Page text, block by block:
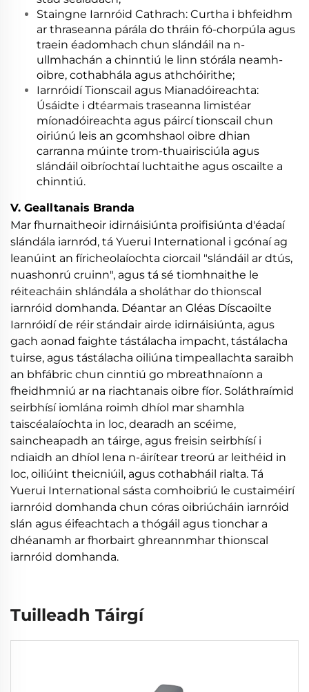
Staingne Iarnróid Cathrach: Curtha i bhfeidhm
ar thraseanna párála do thráin fó-chorpúla agus
traein éadomhach chun slándáil na n-
ullmhachán a chinntiú le linn stórála neamh-
oibre, cothabhála agus athchóirithe;
Iarnróidí Tionscail agus Mianadóireachta:
Úsáidte i dtéarmais traseanna limistéar
míonadóireachta agus páircí tionscail chun
oiriúnú leis an gcomhshaol oibre dhian
carranna múinte trom-thuairisciúla agus
slándáil oibríochtaí luchtaithe agus oscailte a
chinntiú.
V. Gealltanais Branda
Mar fhurnaitheoir idirnáisiúnta proifisiúnta d'éadaí
slándála iarnród, tá Yuerui International i gcónaí ag
leanúint an fíricheolaíochta ciorcail "slándáil ar dtús,
nuashonrú cruinn", agus tá sé tiomhnaithe le
réiteacháin shlándála a sholáthar do thionscal
iarnróid domhanda. Déantar an Gléas Díscaoilte
Iarnróidí de réir stándair airde idirnáisiúnta, agus
gach aonad faighte tástálacha impacht, tástálacha
tuirse, agus tástálacha oiliúna timpeallachta saraibh
an bhfábric chun cinntiú go mbreathnaíonn a
fheidhmniú ar na riachtanais oibre fíor. Soláthraímid
seirbhísí iomlána roimh dhíol mar shamhla
taiscéalaíochta in loc, dearadh an scéime,
saincheapadh an táirge, agus freisin seirbhísí i
ndiaidh an dhíol lena n-áirítear treorú ar leithéid in
loc, oiliúint theicniúil, agus cothabháil rialta. Tá
Yuerui International sásta comhoibriú le custaiméirí
iarnróid domhanda chun córas oibriúcháin iarnróid
slán agus éifeachtach a thógáil agus tionchar a
dhéanamh ar fhorbairt ghreannmhar thionscal
iarnróid domhanda.
Tuilleadh Táirgí